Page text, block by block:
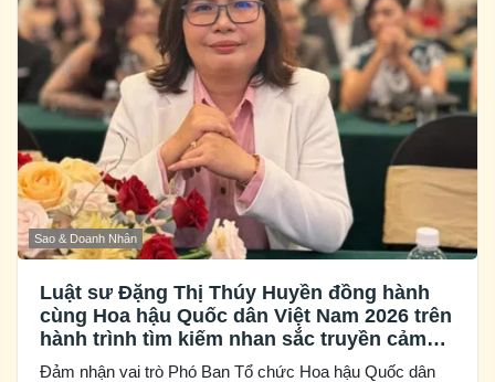
Sao & Doanh Nhân
Luật sư Đặng Thị Thúy Huyền đồng hành
cùng Hoa hậu Quốc dân Việt Nam 2026 trên
hành trình tìm kiếm nhan sắc truyền cảm
hứng
Đảm nhận vai trò Phó Ban Tổ chức Hoa hậu Quốc dân